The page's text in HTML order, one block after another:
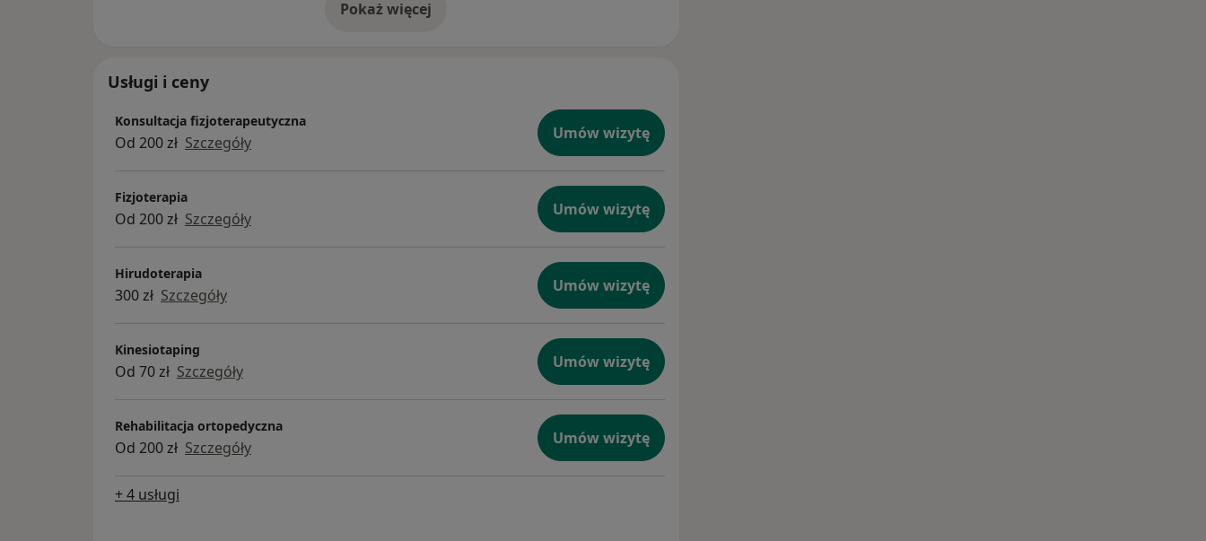
Pokaż więcejo doświadczeniu
Usługi i ceny
Konsultacja fizjoterapeutyczna
Od 200 zł Szczegóły Umów wizytę
Fizjoterapia
Od 200 zł Szczegóły Umów wizytę
Hirudoterapia
300 zł Szczegóły Umów wizytę
Kinesiotaping
Od 70 zł Szczegóły Umów wizytę
Rehabilitacja ortopedyczna
Od 200 zł Szczegóły Umów wizytę
+ 4 usługi